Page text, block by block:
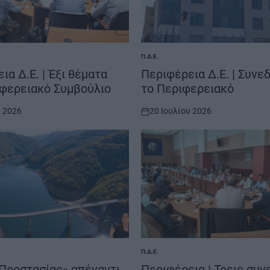
Δ.Ε. | Έξι θέματα
Συμβούλιο
2026
POSTED
IN
Π.Δ.Ε.
Περιφέρεια Δ.Ε. |
το Περιφερειακό
on
20 Ιουλίου 2026
POSTED
IN
Π.Δ.Ε.